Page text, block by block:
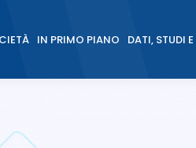
IN PRIMO PIANO DATI, STUDI
IN PRIMO PIANO DATI, STUDI